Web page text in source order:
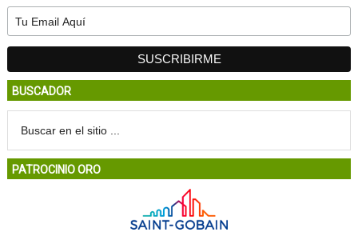
BUSCADOR
PATROCINIO ORO